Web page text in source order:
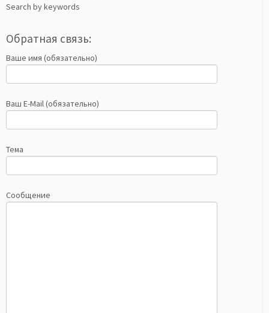
Search by keywords
Обратная связь:
Ваше имя (обязательно)
Ваш E-Mail (обязательно)
Тема
Сообщение